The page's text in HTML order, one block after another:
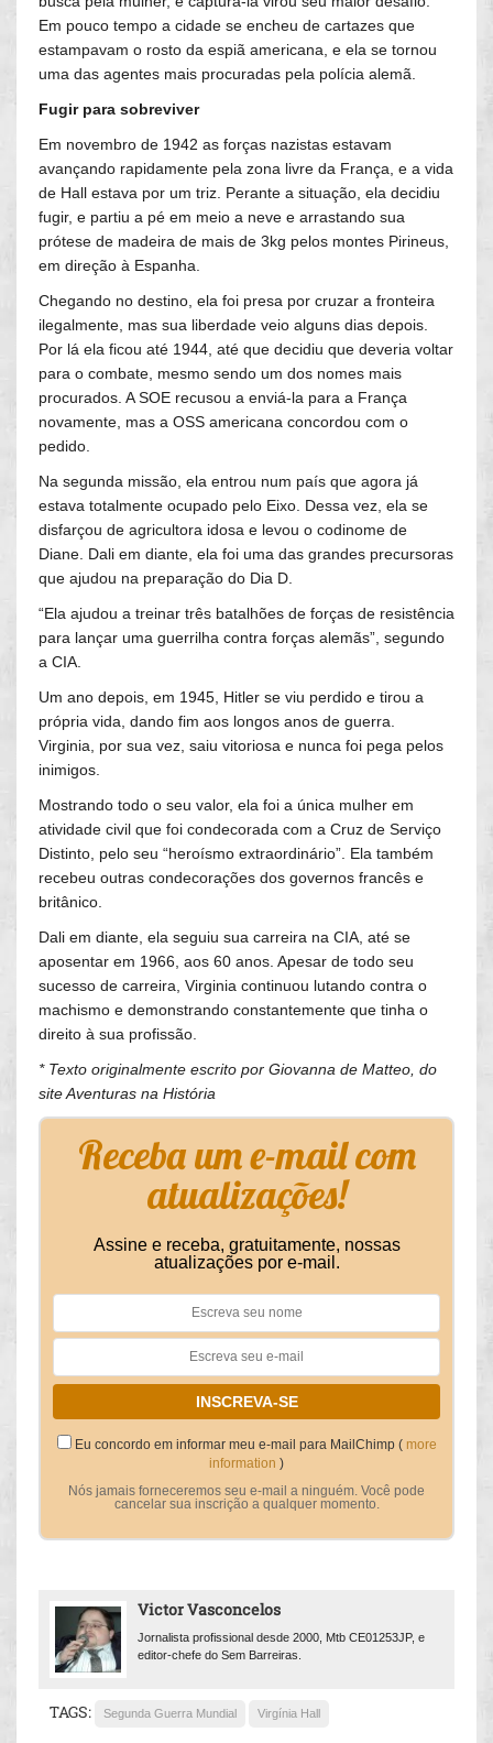
Em pouco tempo a cidade se encheu de cartazes que
estampavam o rosto da espiã americana, e ela se tornou
uma das agentes mais procuradas pela polícia alemã.
Fugir para sobreviver
Em novembro de 1942 as forças nazistas estavam
avançando rapidamente pela zona livre da França, e a vida
de Hall estava por um triz. Perante a situação, ela decidiu
fugir, e partiu a pé em meio a neve e arrastando sua
prótese de madeira de mais de 3kg pelos montes Pirineus,
em direção à Espanha.
Chegando no destino, ela foi presa por cruzar a fronteira
ilegalmente, mas sua liberdade veio alguns dias depois.
Por lá ela ficou até 1944, até que decidiu que deveria voltar
para o combate, mesmo sendo um dos nomes mais
procurados. A SOE recusou a enviá-la para a França
novamente, mas a OSS americana concordou com o
pedido.
Na segunda missão, ela entrou num país que agora já
estava totalmente ocupado pelo Eixo. Dessa vez, ela se
disfarçou de agricultora idosa e levou o codinome de
Diane. Dali em diante, ela foi uma das grandes precursoras
que ajudou na preparação do Dia D.
“Ela ajudou a treinar três batalhões de forças de resistência
para lançar uma guerrilha contra forças alemãs”, segundo
a CIA.
Um ano depois, em 1945, Hitler se viu perdido e tirou a
própria vida, dando fim aos longos anos de guerra.
Virginia, por sua vez, saiu vitoriosa e nunca foi pega pelos
inimigos.
Mostrando todo o seu valor, ela foi a única mulher em
atividade civil que foi condecorada com a Cruz de Serviço
Distinto, pelo seu “heroísmo extraordinário”. Ela também
recebeu outras condecorações dos governos francês e
britânico.
Dali em diante, ela seguiu sua carreira na CIA, até se
aposentar em 1966, aos 60 anos. Apesar de todo seu
sucesso de carreira, Virginia continuou lutando contra o
machismo e demonstrando constantemente que tinha o
direito à sua profissão.
* Texto originalmente escrito por Giovanna de Matteo, do
site Aventuras na História
Receba um e-mail com
atualizações!
Assine e receba, gratuitamente, nossas
atualizações por e-mail.
Eu concordo em informar meu e-mail para MailChimp ( more
information )
Nós jamais forneceremos seu e-mail a ninguém. Você pode
cancelar sua inscrição a qualquer momento.
Victor Vasconcelos
Jornalista profissional desde 2000, Mtb CE01253JP, e
editor-chefe do Sem Barreiras.
TAGS: Segunda Guerra Mundial Virgínia Hall